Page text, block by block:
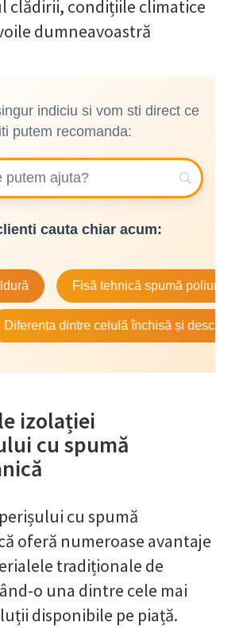
clădirii, condițiile climatice
dumneavoastră
indiciu si vom sti direct ce
iti putem recomanda:
cauta chiar acum:
Fisă tehnică spumă poliuretanică
dintre celulă închisă și deschisă
izolației
cu spumă
cu spumă
oferă numeroase avantaje
tradiționale de
o una dintre cele mai
disponibile pe piață.